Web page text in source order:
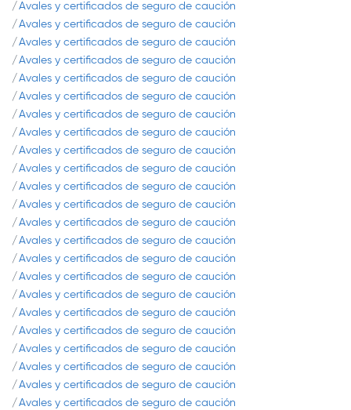
Avales y certificados de seguro de caución
Avales y certificados de seguro de caución
Avales y certificados de seguro de caución
Avales y certificados de seguro de caución
Avales y certificados de seguro de caución
Avales y certificados de seguro de caución
Avales y certificados de seguro de caución
Avales y certificados de seguro de caución
Avales y certificados de seguro de caución
Avales y certificados de seguro de caución
Avales y certificados de seguro de caución
Avales y certificados de seguro de caución
Avales y certificados de seguro de caución
Avales y certificados de seguro de caución
Avales y certificados de seguro de caución
Avales y certificados de seguro de caución
Avales y certificados de seguro de caución
Avales y certificados de seguro de caución
Avales y certificados de seguro de caución
Avales y certificados de seguro de caución
Avales y certificados de seguro de caución
Avales y certificados de seguro de caución
Avales y certificados de seguro de caución